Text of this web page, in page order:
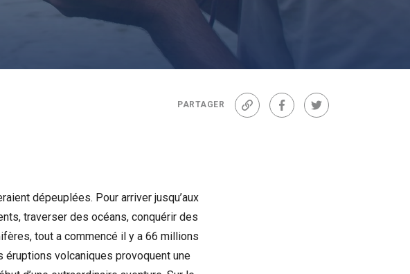
PARTAGER
Lien FacebookTwitter
dépeuplées. Pour arriver jusqu’aux
traverser des océans, conquérir des
tout a commencé il y a 66 millions
éruptions volcaniques provoquent une